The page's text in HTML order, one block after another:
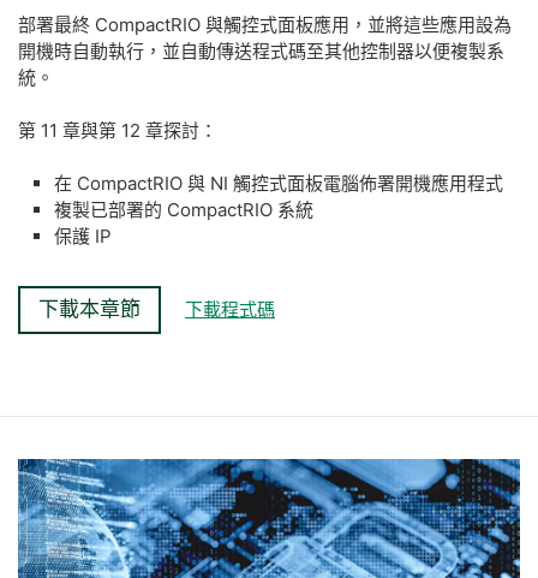
部署最終 CompactRIO 與觸控式面板應用，並將這些應用設為
開機時自動執行，並自動傳送程式碼至其他控制器以便複製系
統。
第 11 章與第 12 章探討：
在 CompactRIO 與 NI 觸控式面板電腦佈署開機應用程式
複製已部署的 CompactRIO 系統
保護 IP
下載本章節 下載程式碼